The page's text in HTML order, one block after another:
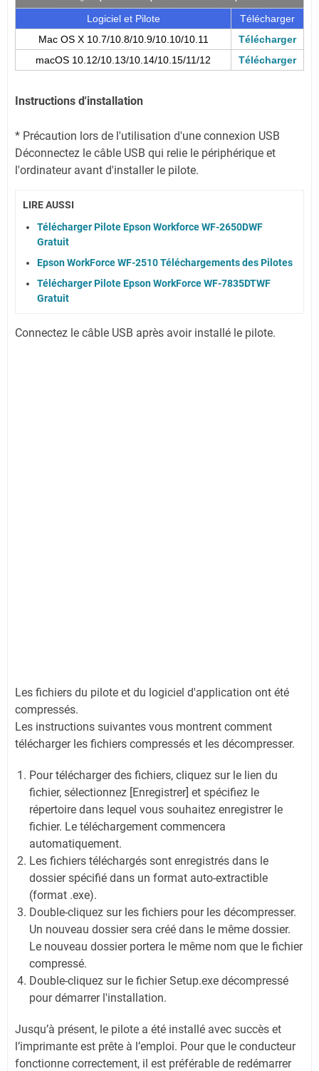
Logiciel et Pilote
Télécharger
Mac OS X 10.7/10.8/10.9/10.10/10.11
Télécharger
macOS 10.12/10.13/10.14/10.15/11/12
Télécharger
Instructions d'installation
* Précaution lors de l'utilisation d'une connexion USB
Déconnectez le câble USB qui relie le périphérique et
l'ordinateur avant d'installer le pilote.
LIRE AUSSI
Télécharger Pilote Epson Workforce WF-2650DWF
Gratuit
Epson WorkForce WF-2510 Téléchargements des Pilotes
Télécharger Pilote Epson WorkForce WF-7835DTWF
Gratuit
Connectez le câble USB après avoir installé le pilote.
Les fichiers du pilote et du logiciel d'application ont été
compressés.
Les instructions suivantes vous montrent comment
télécharger les fichiers compressés et les décompresser.
Pour télécharger des fichiers, cliquez sur le lien du
fichier, sélectionnez [Enregistrer] et spécifiez le
répertoire dans lequel vous souhaitez enregistrer le
fichier. Le téléchargement commencera
automatiquement.
Les fichiers téléchargés sont enregistrés dans le
dossier spécifié dans un format auto-extractible
(format .exe).
Double-cliquez sur les fichiers pour les décompresser.
Un nouveau dossier sera créé dans le même dossier.
Le nouveau dossier portera le même nom que le fichier
compressé.
Double-cliquez sur le fichier Setup.exe décompressé
pour démarrer l'installation.
Jusqu’à présent, le pilote a été installé avec succès et
l’imprimante est prête à l’emploi. Pour que le conducteur
fonctionne correctement, il est préférable de redémarrer